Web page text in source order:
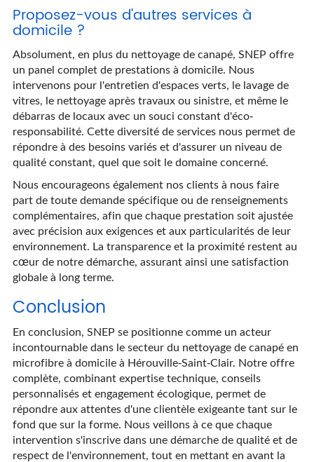
Proposez-vous d'autres services à
domicile ?
Absolument, en plus du nettoyage de canapé, SNEP offre
un panel complet de prestations à domicile. Nous
intervenons pour l'entretien d'espaces verts, le lavage de
vitres, le nettoyage après travaux ou sinistre, et même le
débarras de locaux avec un souci constant d'éco-
responsabilité. Cette diversité de services nous permet de
répondre à des besoins variés et d'assurer un niveau de
qualité constant, quel que soit le domaine concerné.
Nous encourageons également nos clients à nous faire
part de toute demande spécifique ou de renseignements
complémentaires, afin que chaque prestation soit ajustée
avec précision aux exigences et aux particularités de leur
environnement. La transparence et la proximité restent au
cœur de notre démarche, assurant ainsi une satisfaction
globale à long terme.
Conclusion
En conclusion, SNEP se positionne comme un acteur
incontournable dans le secteur du nettoyage de canapé en
microfibre à domicile à Hérouville-Saint-Clair. Notre offre
complète, combinant expertise technique, conseils
personnalisés et engagement écologique, permet de
répondre aux attentes d'une clientèle exigeante tant sur le
fond que sur la forme. Nous veillons à ce que chaque
intervention s'inscrive dans une démarche de qualité et de
respect de l'environnement, tout en mettant en avant la